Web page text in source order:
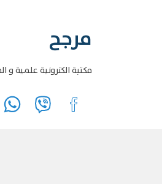
مرجح
مكتبة الكترونية علمية و